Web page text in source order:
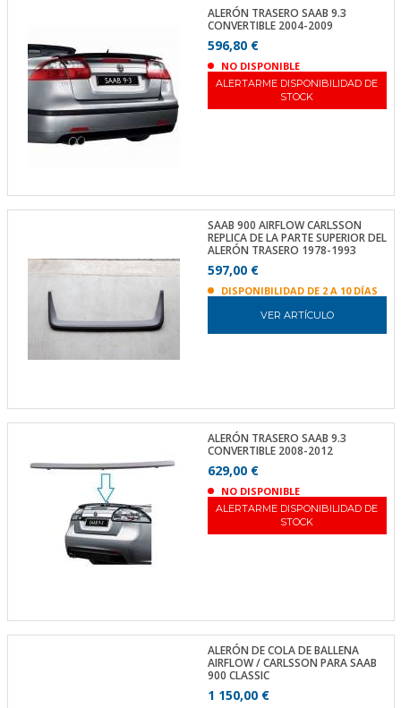
ALERÓN TRASERO SAAB 9.3
CONVERTIBLE 2004-2009
596,80 €
NO DISPONIBLE
ALERTARME DISPONIBILIDAD DE
STOCK
SAAB 900 AIRFLOW CARLSSON
REPLICA DE LA PARTE SUPERIOR DEL
ALERÓN TRASERO 1978-1993
597,00 €
DISPONIBILIDAD DE 2 A 10 DÍAS
VER ARTÍCULO
ALERÓN TRASERO SAAB 9.3
CONVERTIBLE 2008-2012
629,00 €
NO DISPONIBLE
ALERTARME DISPONIBILIDAD DE
STOCK
ALERÓN DE COLA DE BALLENA
AIRFLOW / CARLSSON PARA SAAB
900 CLASSIC
1 150,00 €